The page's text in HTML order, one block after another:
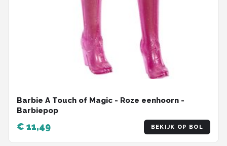
Barbie A Touch of Magic - Roze eenhoorn -
Barbiepop
€ 11,49 BEKIJK OP BOL